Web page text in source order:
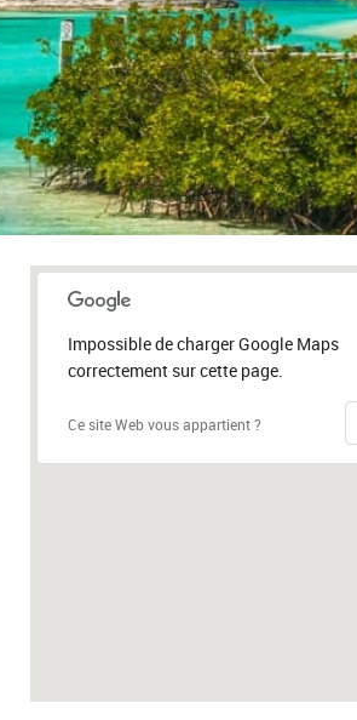
Impossible de charger Google Maps
correctement sur cette page.
Ce site Web vous appartient ?